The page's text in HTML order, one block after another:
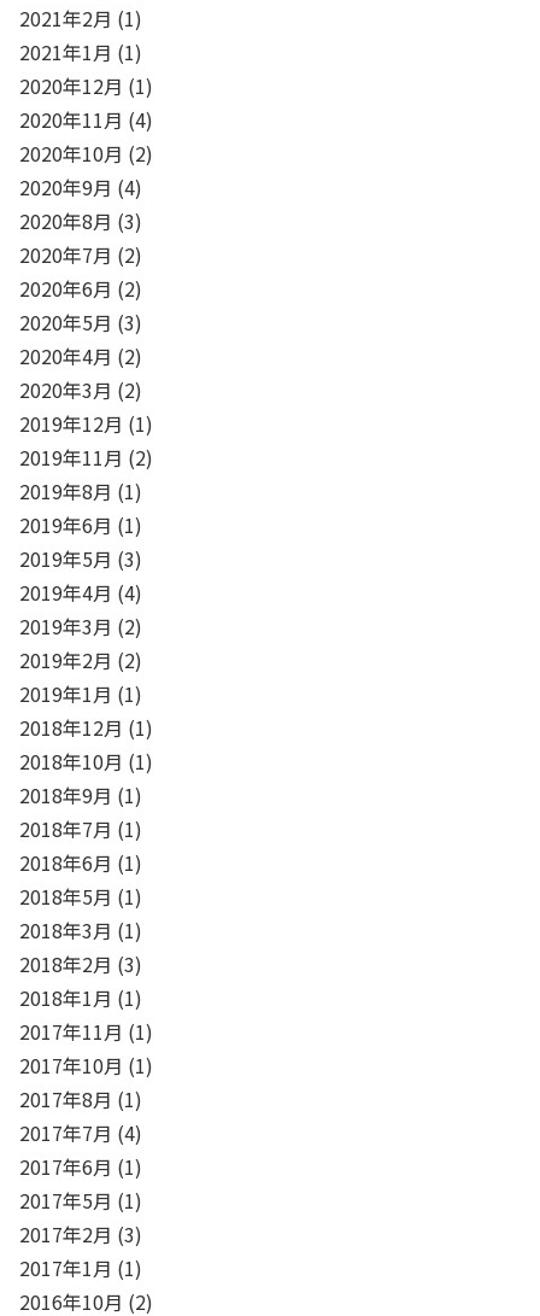
2021年2月 (1)
2021年1月 (1)
2020年12月 (1)
2020年11月 (4)
2020年10月 (2)
2020年9月 (4)
2020年8月 (3)
2020年7月 (2)
2020年6月 (2)
2020年5月 (3)
2020年4月 (2)
2020年3月 (2)
2019年12月 (1)
2019年11月 (2)
2019年8月 (1)
2019年6月 (1)
2019年5月 (3)
2019年4月 (4)
2019年3月 (2)
2019年2月 (2)
2019年1月 (1)
2018年12月 (1)
2018年10月 (1)
2018年9月 (1)
2018年7月 (1)
2018年6月 (1)
2018年5月 (1)
2018年3月 (1)
2018年2月 (3)
2018年1月 (1)
2017年11月 (1)
2017年10月 (1)
2017年8月 (1)
2017年7月 (4)
2017年6月 (1)
2017年5月 (1)
2017年2月 (3)
2017年1月 (1)
2016年10月 (2)